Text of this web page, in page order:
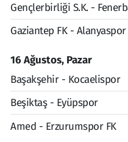
Gençlerbirliği S.K. -
Gaziantep FK - Alanyaspor
16 Ağustos, Pazar
Başakşehir - Kocaelispor
Beşiktaş - Eyüpspor
Amed - Erzurumspor FK